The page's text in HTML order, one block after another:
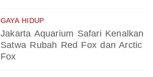
GAYA HIDUP
Jakarta Aquarium Safari Kenalkan
Satwa Rubah Red Fox dan Arctic
Fox